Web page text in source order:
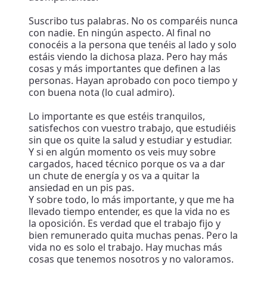
Suscribo tus palabras. No os comparéis nunca
con nadie. En ningún aspecto. Al final no
conocéis a la persona que tenéis al lado y solo
estáis viendo la dichosa plaza. Pero hay más
cosas y más importantes que definen a las
personas. Hayan aprobado con poco tiempo y
con buena nota (lo cual admiro).
Lo importante es que estéis tranquilos,
satisfechos con vuestro trabajo, que estudiéis
sin que os quite la salud y estudiar y estudiar.
Y si en algún momento os veis muy sobre
cargados, haced técnico porque os va a dar
un chute de energía y os va a quitar la
ansiedad en un pis pas.
Y sobre todo, lo más importante, y que me ha
llevado tiempo entender, es que la vida no es
la oposición. Es verdad que el trabajo fijo y
bien remunerado quita muchas penas. Pero la
vida no es solo el trabajo. Hay muchas más
cosas que tenemos nosotros y no valoramos.